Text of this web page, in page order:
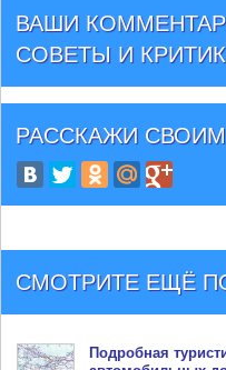
ВАШИ
СОВЕТЫ И
РАССКАЖИ
СМОТРИТЕ ЕЩЁ
Подробная